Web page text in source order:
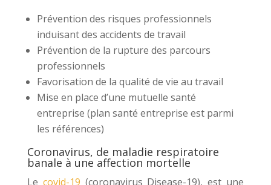
Prévention des risques professionnels
induisant des accidents de travail
Prévention de la rupture des parcours
professionnels
Favorisation de la qualité de vie au travail
Mise en place d’une mutuelle santé
entreprise (plan santé entreprise est parmi
les références)
Coronavirus, de maladie respiratoire
banale à une affection mortelle
Le covid-19 (coronavirus Disease-19), est une